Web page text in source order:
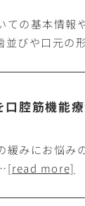
の基本情報
並びや口元の
口腔筋機能
緩みにお悩
[read more]